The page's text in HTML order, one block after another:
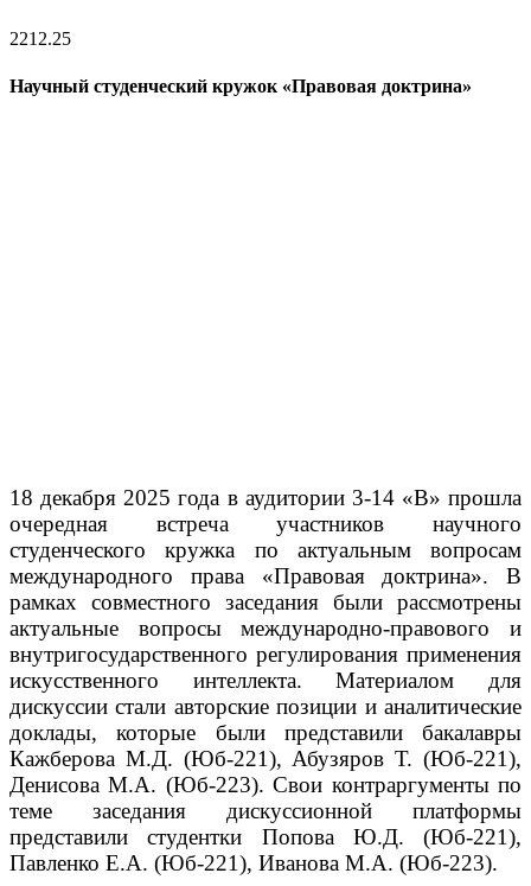
2212.25
Научный студенческий кружок «Правовая доктрина»
18 декабря 2025 года в аудитории 3-14 «В» прошла
очередная встреча участников научного
студенческого кружка по актуальным вопросам
международного права «Правовая доктрина». В
рамках совместного заседания были рассмотрены
актуальные вопросы международно-правового и
внутригосударственного регулирования применения
искусственного интеллекта. Материалом для
дискуссии стали авторские позиции и аналитические
доклады, которые были представили бакалавры
Кажберова М.Д. (Юб-221), Абузяров Т. (Юб-221),
Денисова М.А. (Юб-223). Свои контраргументы по
теме заседания дискуссионной платформы
представили студентки Попова Ю.Д. (Юб-221),
Павленко Е.А. (Юб-221), Иванова М.А. (Юб-223).